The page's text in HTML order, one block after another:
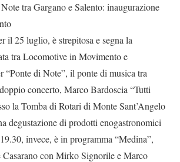
tra Gargano e Salento: inaugurazione
il 25 luglio, è strepitosa e segna la
tra Locomotive in Movimento e
“Ponte di Note”, il ponte di musica tra
concerto, Marco Bardoscia “Tutti
la Tomba di Rotari di Monte Sant’Angelo
degustazione di prodotti enogastronomici
invece, è in programma “Medina”,
con Mirko Signorile e Marco